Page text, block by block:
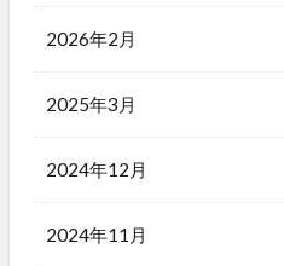
2026年2月
2025年3月
2024年12月
2024年11月